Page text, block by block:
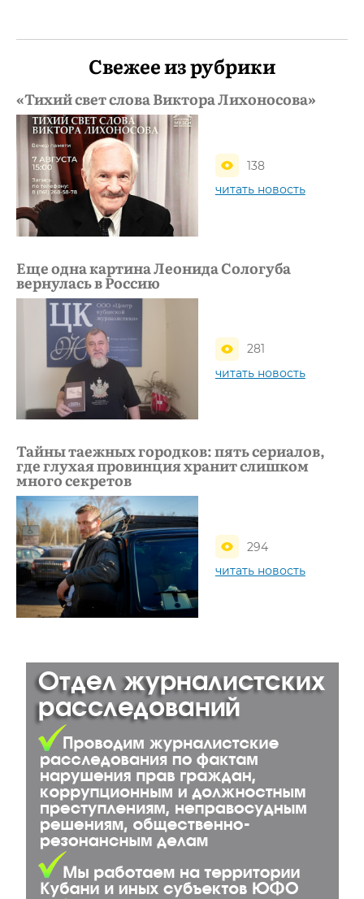
Свежее из рубрики
«Тихий свет слова Виктора Лихоносова»
138
читать новость
Еще одна картина Леонида Сологуба
вернулась в Россию
281
читать новость
Тайны таежных городков: пять сериалов,
где глухая провинция хранит слишком
много секретов
294
читать новость